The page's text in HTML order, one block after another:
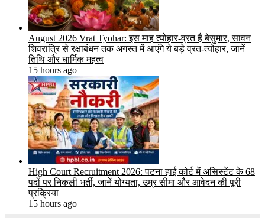
August 2026 Vrat Tyohar: इस माह त्योहार-व्रत हैं बेसुमार, सावन
शिवरात्रि से रक्षाबंधन तक अगस्त में आएंगे ये बड़े व्रत-त्योहार, जानें
तिथि और धार्मिक महत्व
15 hours ago
High Court Recruitment 2026: पटना हाई कोर्ट में असिस्टेंट के 68
पदों पर निकली भर्ती, जानें योग्यता, उम्र सीमा और आवेदन की पूरी
प्रक्रिया
15 hours ago